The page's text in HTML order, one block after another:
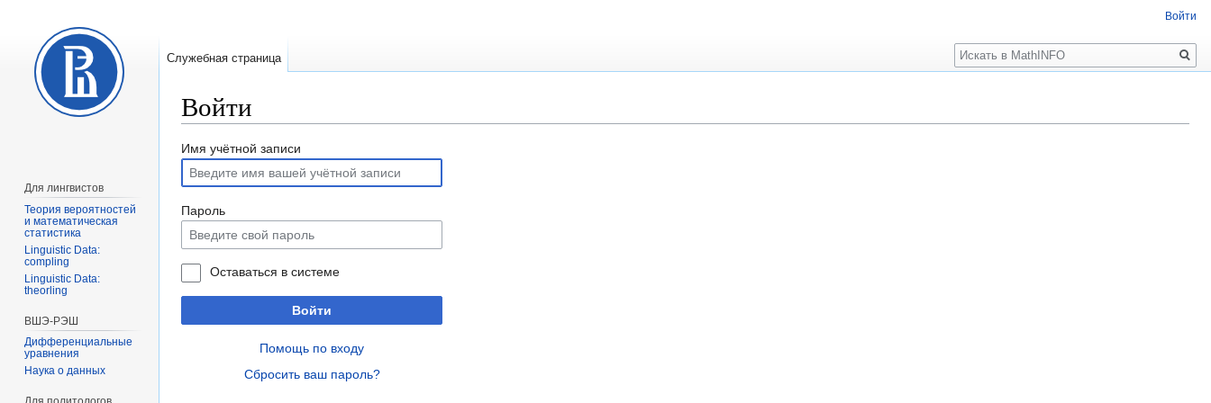
Войти
Перейти
навигации
Перейти
поиску
Имя учётной записи
Пароль
Оставаться в системе
Войти
Помощь по входу
Сбросить ваш пароль?
Войти
Служебная страница
Поиск
Для лингвистов
Теория вероятностей
и математическая
статистика
Linguistic Data:
compling
Linguistic Data:
theorling
ВШЭ-РЭШ
Дифференциальные
уравнения
Наука о данных